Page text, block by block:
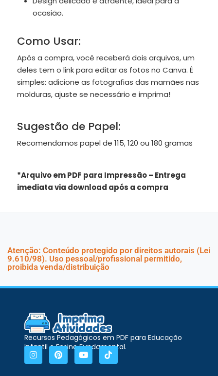
ocasião.
Como Usar:
Após a compra, você receberá dois arquivos, um
deles tem o link para editar as fotos no Canva. É
simples: adicione as fotografias das mamães nas
molduras, ajuste se necessário e imprima!
Sugestão de Papel:
Recomendamos papel de 115, 120 ou 180 gramas
*Arquivo em PDF para Impressão – Entrega
imediata via download após a compra
Atenção: Conteúdo protegido por direitos autorais (Lei
9.610/98). Uso pessoal/profissional permitido,
proibida venda/distribuição
Recursos Pedagógicos em PDF para Educação
Infantil e Ensino Fundamental.